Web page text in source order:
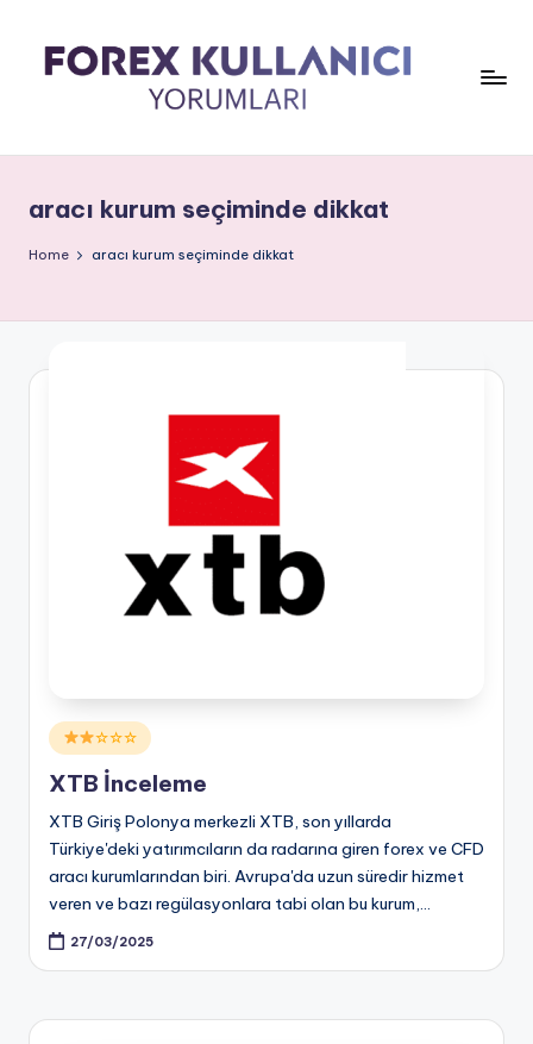
aracı kurum seçiminde dikkat
Home aracı kurum seçiminde dikkat
Posted
in
☆☆☆
XTB İnceleme
XTB Giriş Polonya merkezli XTB, son yıllarda
Türkiye'deki yatırımcıların da radarına giren forex ve CFD
aracı kurumlarından biri. Avrupa'da uzun süredir hizmet
veren ve bazı regülasyonlara tabi olan bu kurum,…
27/03/2025